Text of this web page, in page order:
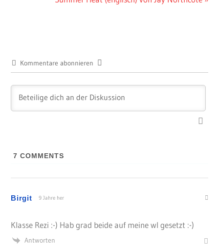
Kommentare abonnieren
7 COMMENTS
Birgit 9 Jahre her
Klasse Rezi :-) Hab grad beide auf meine wl gesetzt :-)
Antworten